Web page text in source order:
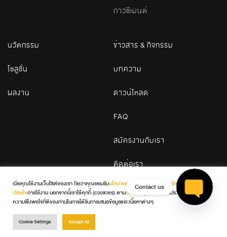
กาวซีเมนต์
นวัตกรรม
โซลูชั่น
ผลงาน
ข่าวสาร & กิจกรรม
บทความ
ดาวน์โหลด
FAQ
สมัครงานกับเรา
ติดต่อเรา
© 2026 WDC. All Rights Reserved
Terms & Conditions Privacy Policy
เมื่อคุณใช้งานเว็บไซต์ของเรา ถือว่าคุณยอมรับนโยบายความเป็นส่วนตัว
ข้อกำหนดและ
เงื่อนไขการใช้งาน นอกจากนี้เราใช้คุกกี้ (cookies) ตามนโยบายคุกกี้
เพื่อเพิ่มประสบการณ์และ
ความพึงพอใจที่ดีของท่านในการได้รับการเสนอข้อมูลและเนื้อหาต่างๆ
Cookie Settings Accept All
Contact us